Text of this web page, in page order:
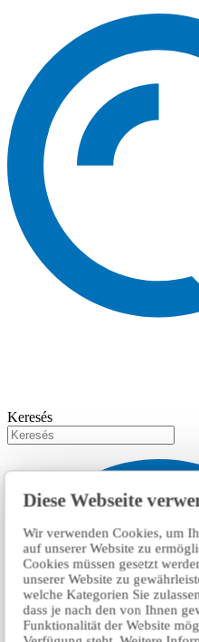
Diese Webseite
Wir verwenden Cookies, um
auf unserer Website zu
Cookies müssen gesetzt
unserer Website zu
welche Kategorien Sie
dass je nach den von Ihnen
Funktionalität der Website
Keresés